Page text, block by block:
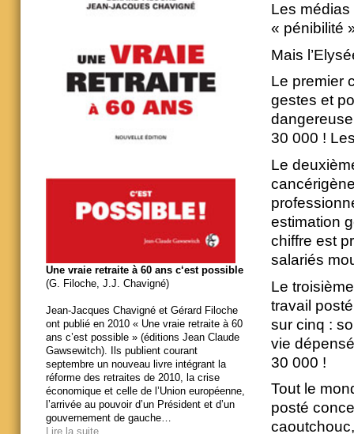
Les médias
« pénibilité
Mais
Le premier
gestes et
30 000 !
Le
estimation
chiffre est
salariés
Le
travail
sur cinq :
vie
30 000 !
Tout le
posté
Une vraie retraite à 60 ans c‘est possible
(G. Filoche, J.J. Chavigné)
Jean-Jacques Chavigné et Gérard Filoche
ont publié en 2010 « Une vraie retraite à 60
ans c’est possible » (éditions Jean Claude
Gawsewitch). Ils publient courant
septembre un nouveau livre intégrant la
réforme des retraites de 2010, la crise
économique et celle de l’Union européenne,
l’arrivée au pouvoir d’un Président et d’un
gouvernement de gauche…
Lire la suite